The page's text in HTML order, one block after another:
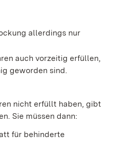
allerdings nur
auch vorzeitig erfüllen,
geworden sind.
nicht erfüllt haben, gibt
Sie müssen dann:
für behinderte